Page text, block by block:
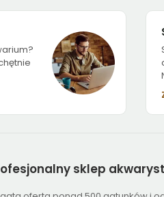
sklep